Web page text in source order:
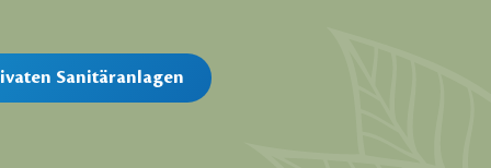
Sanitäranlagen